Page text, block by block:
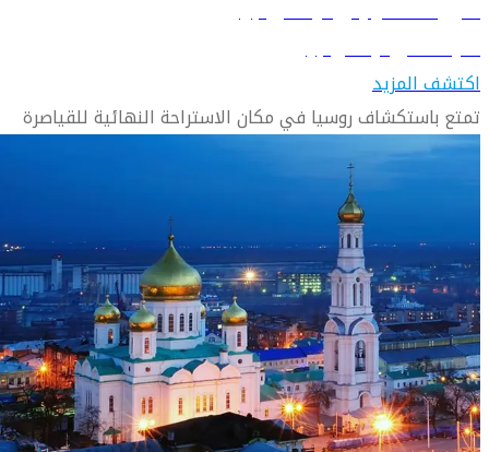
دليل السفر إلى ايكاترينبرج
تعرّف على ايكاترينبرج
اكتشف المزيد
تمتع باستكشاف روسيا في مكان الاستراحة النهائية للقياصرة